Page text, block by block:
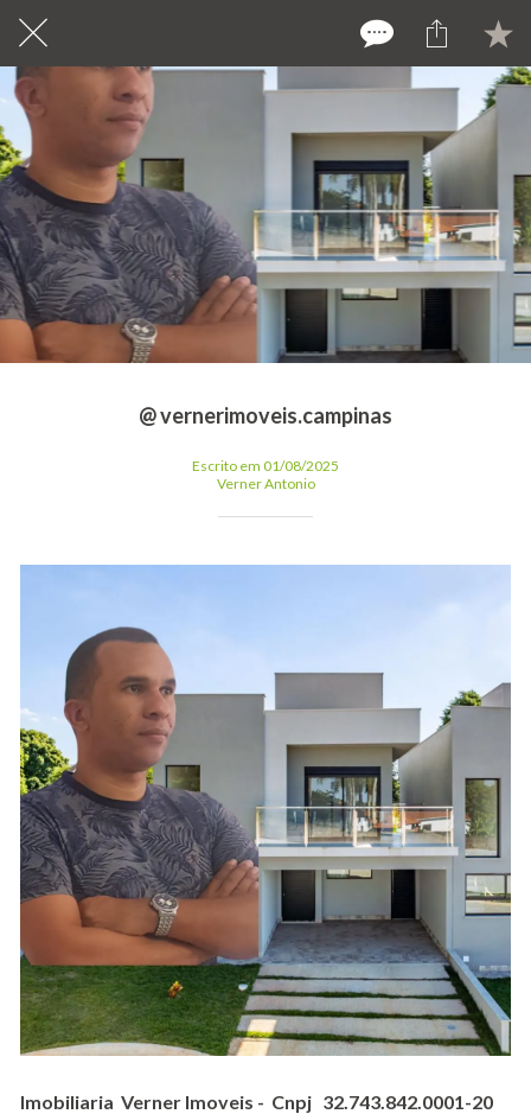
@ vernerimoveis.campinas
Escrito em 01/08/2025
Verner Antonio
Imobiliaria Verner Imoveis - Cnpj 32.743.842.0001-20